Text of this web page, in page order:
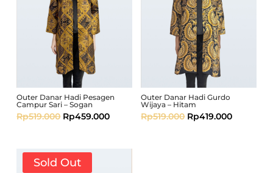
Outer Danar Hadi Pesagen
Campur Sari – Sogan
Rp519.000 Rp459.000
Outer Danar Hadi Gurdo
Wijaya – Hitam
Rp519.000 Rp419.000
Sold Out